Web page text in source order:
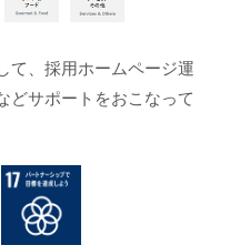
て、採用ホームページ運
どサポートをおこなって